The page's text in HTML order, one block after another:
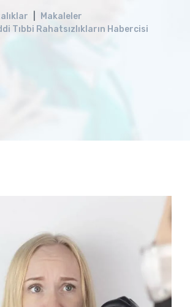
Makaleler
Tıbbi Rahatsızlıkların Habercisi